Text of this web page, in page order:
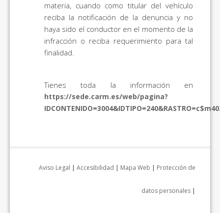
materia, cuando como titular del vehículo
reciba la notificación de la denuncia y no
haya sido el conductor en el momento de la
infracción o reciba requerimiento para tal
finalidad.
Tienes toda la información en
https://sede.carm.es/web/pagina?
Aviso Legal | Accesibilidad | Mapa Web | Protección de
datos personales |